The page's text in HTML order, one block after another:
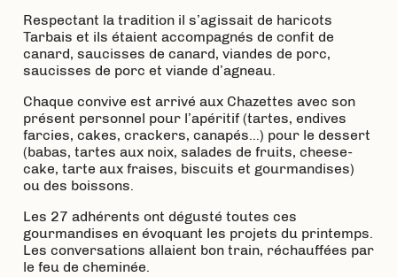
Respectant la tradition il s’agissait de haricots
Tarbais et ils étaient accompagnés de confit de
canard, saucisses de canard, viandes de porc,
saucisses de porc et viande d’agneau.
Chaque convive est arrivé aux Chazettes avec son
présent personnel pour l’apéritif (tartes, endives
farcies, cakes, crackers, canapés…) pour le dessert
(babas, tartes aux noix, salades de fruits, cheese-
cake, tarte aux fraises, biscuits et gourmandises)
ou des boissons.
Les 27 adhérents ont dégusté toutes ces
gourmandises en évoquant les projets du printemps.
Les conversations allaient bon train, réchauffées par
le feu de cheminée.